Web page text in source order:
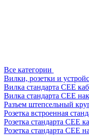
Все категории
Вилки, розетки и
Вилка стандарта CEE
Вилка стандарта CEE
Разъем штепсельный
Розетка встроенная
Розетка стандарта СЕЕ
Розетка стандарта СЕЕ